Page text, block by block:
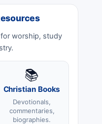
worship, study
📚
Christian Books
Devotionals,
commentaries,
biographies.